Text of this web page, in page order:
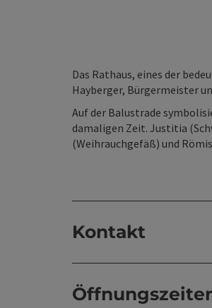
Das Rathaus, eines der
Hayberger, Bürgermeister
Auf der Balustrade
damaligen Zeit. Justitia
(Weihrauchgefäß) und
Kontakt